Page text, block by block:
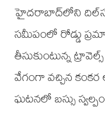
హైదరాబాద్‌లోని
సమీపంలో రోడ్డు
తీసుకుంటున్న
వేగంగా వచ్చిన
ఘటనలో బస్సు